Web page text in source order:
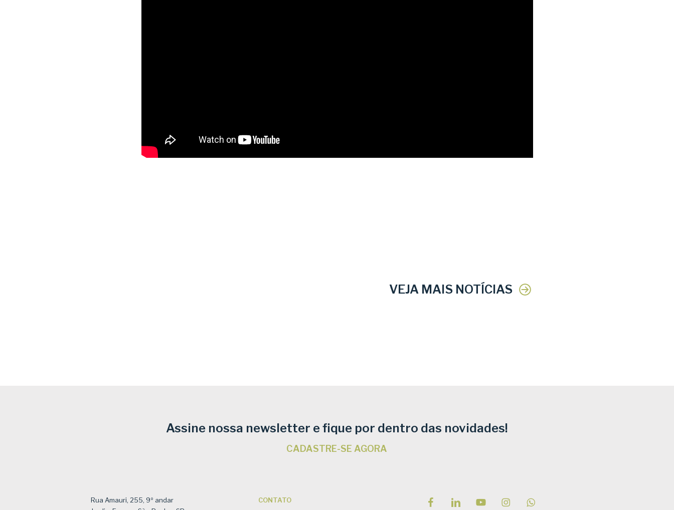
VEJA MAIS NOTÍCIAS
Assine nossa newsletter e fique por dentro das novidades!
CADASTRE-SE AGORA
Rua Amauri, 255, 9º andar
CONTATO